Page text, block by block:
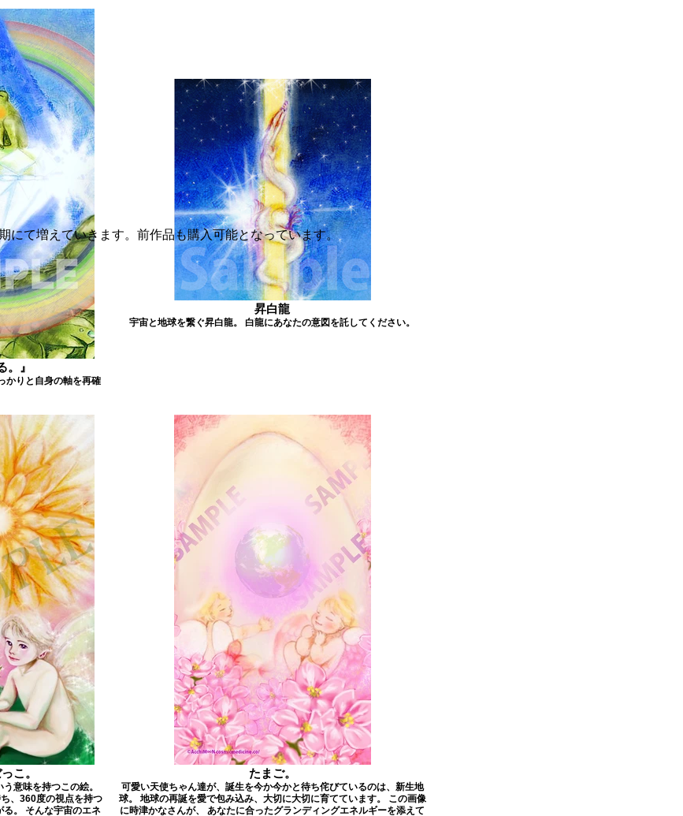
。』
かりと自身の軸を再確
昇白龍
宇宙と地球を繋ぐ昇白龍。 白龍にあなたの意図を託してください。
こ。
意味を持つこの絵。
、360度の視点を持つ
る。 そんな宇宙のエネ
たまご。
可愛い天使ちゃん達が、誕生を今か今かと待ち侘びているのは、新生地
球。 地球の再誕を愛で包み込み、大切に大切に育てています。 この画像
に時津かなさんが、 あなたに合ったグランディングエネルギーを添えて
にて増えていきます。前作品も購入可能となっています。